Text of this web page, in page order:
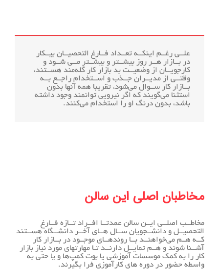
علــی رغــم اینکــه تعــداد فــارغ التحصیــان بیــکار
در بــازار هــر روز بیشــتر و بیشــتر مــی شــود و
کارجویــان از وضعیــت بد بازار کار گله‌مند هســتند،
وقتــی از مدیــران جــذب و اســتخدام راجــع بــه
بــازار کار ســوال می‌شود، تقریبا همه آنها بدون
استثنا می‌گویند که اگر نیرویی توانمند وجود داشته
باشد، بدون درنگ او را استخدام می‌کنند.
مخاطبان اصلی این سالن
مخاطــب اصلــی ایــن سالن عمدتــا افــراد تــازه فــارغ
التحصیــل و دانشــجویان ســال هــای آخــر دانشــگاه هســتند
کــه هــم می‌خواهنــد بــا روندهــای موجــود در بــازار کار
آشــنا‬‬ شوند و هــم تمایــل دارنــد تـا مهارتهای مورد نیاز بازار
کار را به کمک موسسات آموزشی یا بوت کمپ‌ها و یا حتی به
واسطه حضور در دوره های کارآموزی فرا بگیرند.